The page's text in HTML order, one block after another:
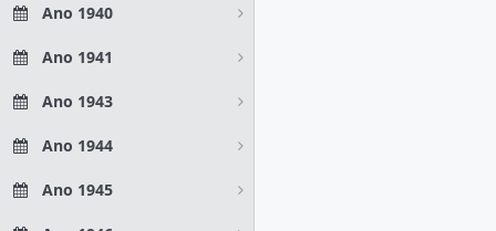
Ano 1940
Ano 1941
Ano 1943
Ano 1944
Ano 1945